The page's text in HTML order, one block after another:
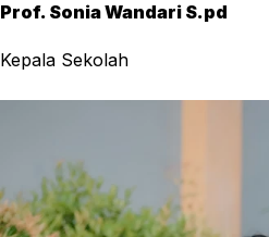
Prof. Sonia Wandari S.pd
Kepala Sekolah